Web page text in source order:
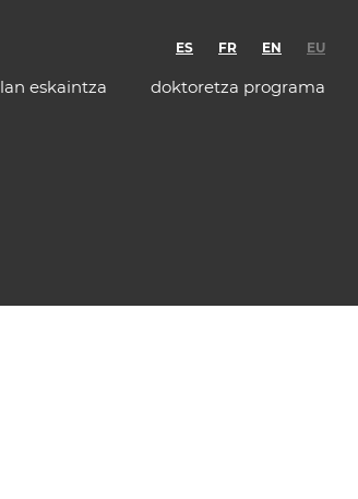
ES FR EN EU
lan eskaintza doktoretza programa